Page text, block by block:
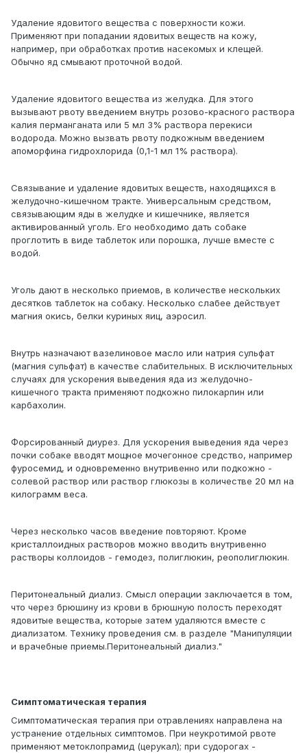
Удаление ядовитого вещества с поверхности кожи.
Применяют при попадании ядовитых веществ на кожу,
например, при обработках против насекомых и клещей.
Обычно яд смывают проточной водой.
Удаление ядовитого вещества из желудка. Для этого
вызывают рвоту введением внутрь розово-красного раствора
калия перманганата или 5 мл 3% раствора перекиси
водорода. Можно вызвать рвоту подкожным введением
апоморфина гидрохлорида (0,1-1 мл 1% раствора).
Связывание и удаление ядовитых веществ, находящихся в
желудочно-кишечном тракте. Универсальным средством,
связывающим яды в желудке и кишечнике, является
активированный уголь. Его необходимо дать собаке
проглотить в виде таблеток или порошка, лучше вместе с
водой.
Уголь дают в несколько приемов, в количестве нескольких
десятков таблеток на собаку. Несколько слабее действует
магния окись, белки куриных яиц, аэросил.
Внутрь назначают вазелиновое масло или натрия сульфат
(магния сульфат) в качестве слабительных. В исключительных
случаях для ускорения выведения яда из желудочно-
кишечного тракта применяют подкожно пилокарпин или
карбахолин.
Форсированный диурез. Для ускорения выведения яда через
почки собаке вводят мощное мочегонное средство, например
фуросемид, и одновременно внутривенно или подкожно -
солевой раствор или раствор глюкозы в количестве 20 мл на
килограмм веса.
Через несколько часов введение повторяют. Кроме
кристаллоидных растворов можно вводить внутривенно
растворы коллоидов - гемодез, полиглюкин, реополиглюкин.
Перитонеальный диализ. Смысл операции заключается в том,
что через брюшину из крови в брюшную полость переходят
ядовитые вещества, которые затем удаляются вместе с
диализатом. Технику проведения см. в разделе "Манипуляции
и врачебные приемы.Перитонеальный диализ."
Симптоматическая терапия
Симптоматическая терапия при отравлениях направлена на
устранение отдельных симптомов. При неукротимой рвоте
применяют метоклопрамид (церукал); при судорогах -